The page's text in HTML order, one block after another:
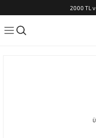
2000 TL